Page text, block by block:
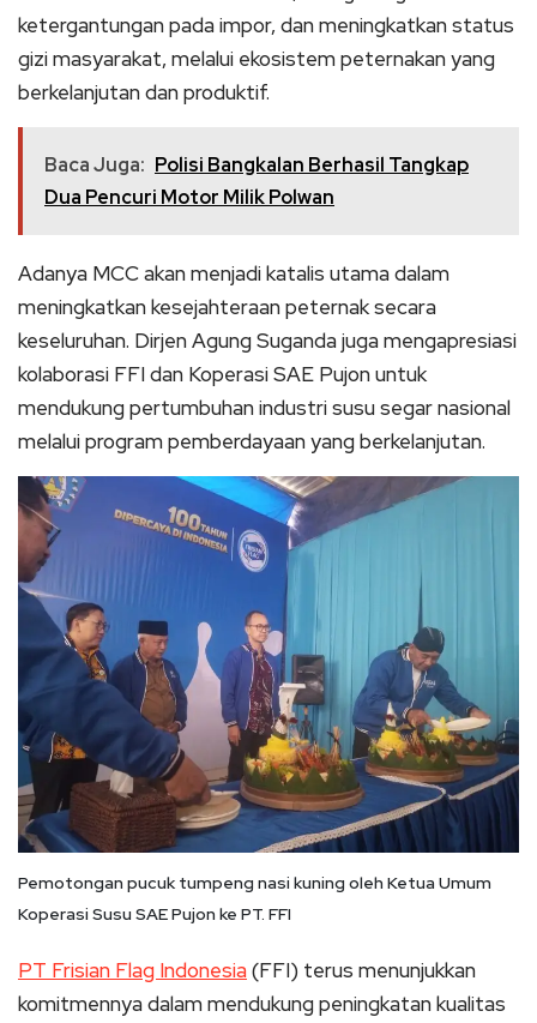
ketergantungan pada impor, dan meningkatkan status
gizi masyarakat, melalui ekosistem peternakan yang
berkelanjutan dan produktif.
Baca Juga: Polisi Bangkalan Berhasil Tangkap
Dua Pencuri Motor Milik Polwan
Adanya MCC akan menjadi katalis utama dalam
meningkatkan kesejahteraan peternak secara
keseluruhan. Dirjen Agung Suganda juga mengapresiasi
kolaborasi FFI dan Koperasi SAE Pujon untuk
mendukung pertumbuhan industri susu segar nasional
melalui program pemberdayaan yang berkelanjutan.
Pemotongan pucuk tumpeng nasi kuning oleh Ketua Umum
Koperasi Susu SAE Pujon ke PT. FFI
PT Frisian Flag Indonesia(FFI) terus menunjukkan
komitmennya dalam mendukung peningkatan kualitas